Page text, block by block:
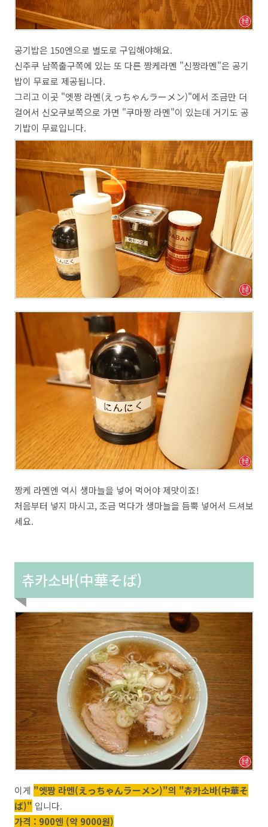
공기밥은 150엔으로 별도로 구입해야해요.
신주쿠 남쪽출구쪽에 있는 또 다른 짱케라멘 "신짱라멘"은 공기
밥이 무료로 제공됩니다.
그리고 이곳 "엣짱 라멘(えっちゃんラーメン)"에서 조금만 더
걸어서 신오쿠보쪽으로 가면 "쿠마짱 라멘"이 있는데 거기도 공
기밥이 무료입니다.
짱케 라멘엔 역시 생마늘을 넣어 먹어야 제맛이죠!
처음부터 넣지 마시고, 조금 먹다가 생마늘을 듬뿍 넣어서 드셔보
세요.
츄카소바(中華そば)
이게 "엣짱 라멘(えっちゃんラーメン)"의 "츄카소바(中華そ
ば)" 입니다.
가격 : 900엔 (약 9000원)